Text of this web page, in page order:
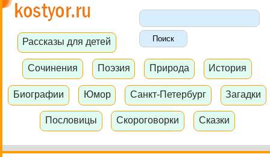
Рассказы для детей
Сочинения Поэзия Природа История
Биографии Юмор Санкт-Петербург Загадки
Пословицы Скороговорки Сказки